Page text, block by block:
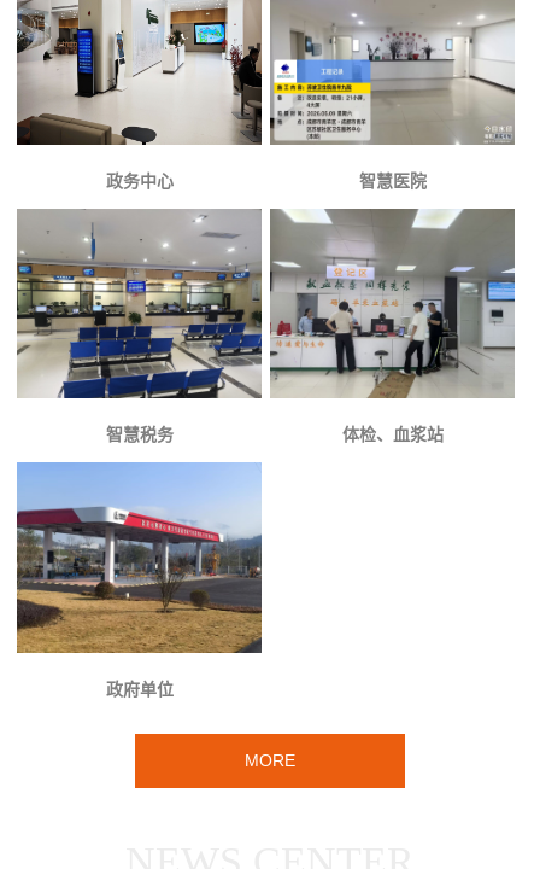
政务中心 智慧医院
智慧税务 体检、血浆站
政府单位
MORE